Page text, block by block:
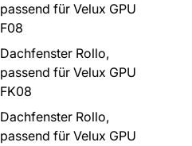
passend für Velux GPU
F08
Dachfenster Rollo,
passend für Velux GPU
FK08
Dachfenster Rollo,
passend für Velux GPU